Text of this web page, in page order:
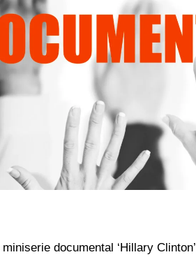
miniserie documental ‘Hillary Clinton’